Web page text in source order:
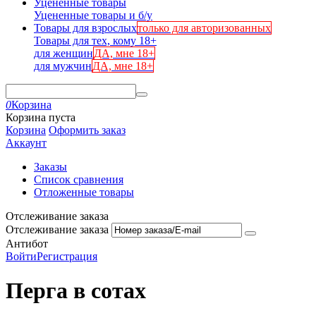
Уцененные товары
Уцененные товары и б/у
Товары для взрослыхтолько для авторизованных
Товары для тех, кому 18+
для женщинДА, мне 18+
для мужчинДА, мне 18+
0Корзина
Корзина пуста
Корзина Оформить заказ
Аккаунт
Заказы
Список сравнения
Отложенные товары
Отслеживание заказа
Отслеживание заказа
Антибот
ВойтиРегистрация
Перга в сотах